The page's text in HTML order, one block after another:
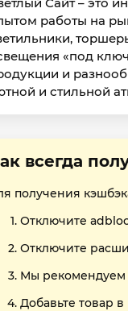
работы на
«под
и
и стильной
всегда
получения
Отключите
Отключите
Мы рекомендуем
Добавьте товар